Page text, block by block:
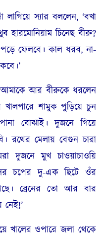
স্যার বললেন, ‘বখা
হারমোনিয়াম চিনেছ বীরু?
ফেলবে। কাল ধরব, না-
আর বীরুকে ধরলেন
খালপারে শামুক পুড়িয়ে চুন
বোঝাই। দুজনে গিয়ে
রথের মেলায় বেগুন চারা
দুজনে মুখ চাওয়াচাওয়ি
চপের দু-এক ছিটে ওঁর
ব্রেনের তো আর বার
খালের ওপারে জলা থেকে